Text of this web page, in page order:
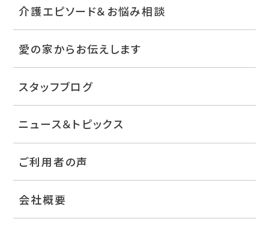
介護エピソード＆お悩み相談
愛の家からお伝えします
スタッフブログ
ニュース＆トピックス
ご利用者の声
会社概要